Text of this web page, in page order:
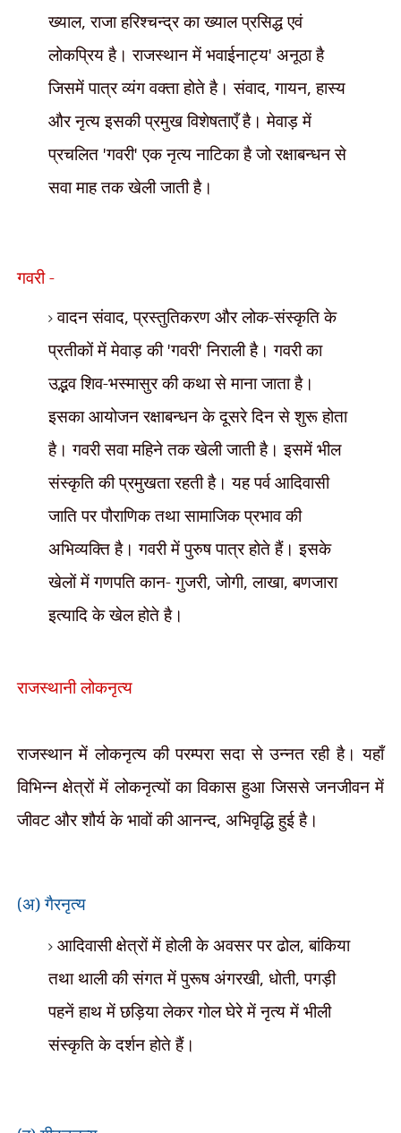
ख्याल,राजा हरिश्चन्द्र का ख्याल प्रसिद्ध एवं
लोकप्रिय है। राजस्थान में भवाईनाट्य' अनूठा है
जिसमें पात्र व्यंग वक्ता होते है। संवाद,गायन,हास्य
और नृत्य इसकी प्रमुख विशेषताएँ है। मेवाड़ में
प्रचलित 'गवरी'एक नृत्य नाटिका है जो रक्षाबन्धन से
सवा माह तक खेली जाती है।
गवरी -
वादन संवाद,प्रस्तुतिकरण और लोक-संस्कृति के
प्रतीकों में मेवाड़ की 'गवरी'निराली है। गवरी का
उद्भव शिव-भस्मासुर की कथा से माना जाता है।
इसका आयोजन रक्षाबन्धन के दूसरे दिन से शुरू होता
है। गवरी सवा महिने तक खेली जाती है। इसमें भील
संस्कृति की प्रमुखता रहती है। यह पर्व आदिवासी
जाति पर पौराणिक तथा सामाजिक प्रभाव की
अभिव्यक्ति है। गवरी में पुरुष पात्र होते हैं। इसके
खेलों में गणपति कान- गुजरी,जोगी,लाखा,बणजारा
इत्यादि के खेल होते है।
राजस्थानी लोकनृत्य
राजस्थान में लोकनृत्य की परम्परा सदा से उन्नत रही है। यहाँ
विभिन्न क्षेत्रों में लोकनृत्यों का विकास हुआ जिससे जनजीवन में
जीवट और शौर्य के भावों की आनन्द, अभिवृद्धि हुई है।
(अ) गैरनृत्य
आदिवासी क्षेत्रों में होली के अवसर पर ढोल,बांकिया
तथा थाली की संगत में पुरूष अंगरखी, धोती,पगड़ी
पहनें हाथ में छड़िया लेकर गोल घेरे में नृत्य में भीली
संस्कृति के दर्शन होते हैं।